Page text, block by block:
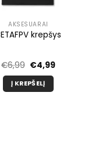
AKSESUARAI
krepšys
€6,99 Pradinė
kaina
buvo:
€6,99.
€4,99Dabartinė
Į KREPŠELĮ